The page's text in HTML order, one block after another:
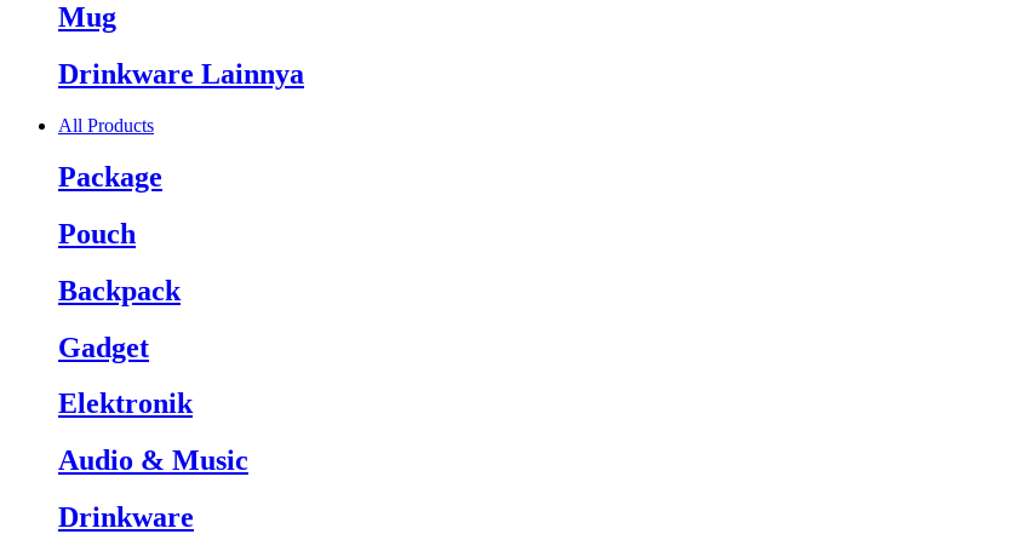
Mug
Drinkware Lainnya
All Products
Package
Pouch
Backpack
Gadget
Elektronik
Audio & Music
Drinkware